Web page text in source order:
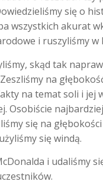
się o
wszystkich akurat
i ruszyliśmy w
skąd tak
na
na temat soli i jej
się na
się windą.
i udaliśmy